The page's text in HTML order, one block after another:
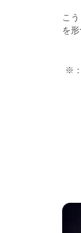
こ
を
※